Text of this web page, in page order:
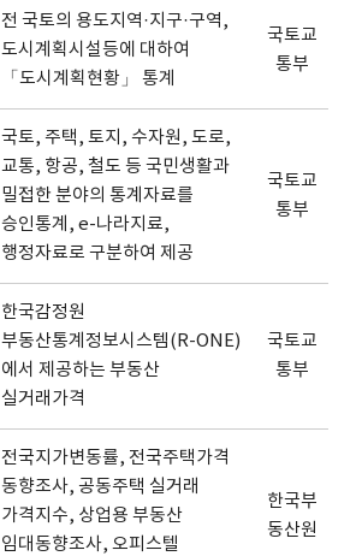
전 국토의 용도지역·지구·구역,
도시계획시설등에 대하여
「도시계획현황」 통계
국토교
통부
국토, 주택, 토지, 수자원, 도로,
교통, 항공, 철도 등 국민생활과
밀접한 분야의 통계자료를
승인통계, e-나라지료,
행정자료로 구분하여 제공
국토교
통부
한국감정원
부동산통계정보시스템(R-ONE)
에서 제공하는 부동산
실거래가격
국토교
통부
전국지가변동률, 전국주택가격
동향조사, 공동주택 실거래
가격지수, 상업용 부동산
임대동향조사, 오피스텔
한국부
동산원